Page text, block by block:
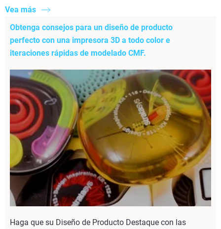
Vea más
Obtenga consejos para un diseño de producto
perfecto con una impresora 3D a todo color e
iteraciones rápidas de modelado CMF.
Haga que su Diseño de Producto Destaque con las